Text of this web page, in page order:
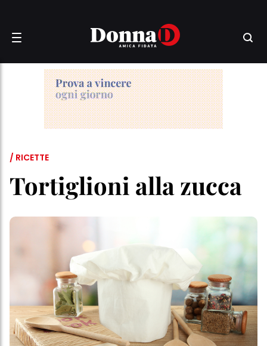
/ RICETTE
Tortiglioni alla zucca